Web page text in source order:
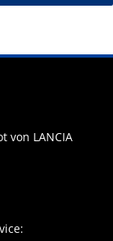
von LANCIA